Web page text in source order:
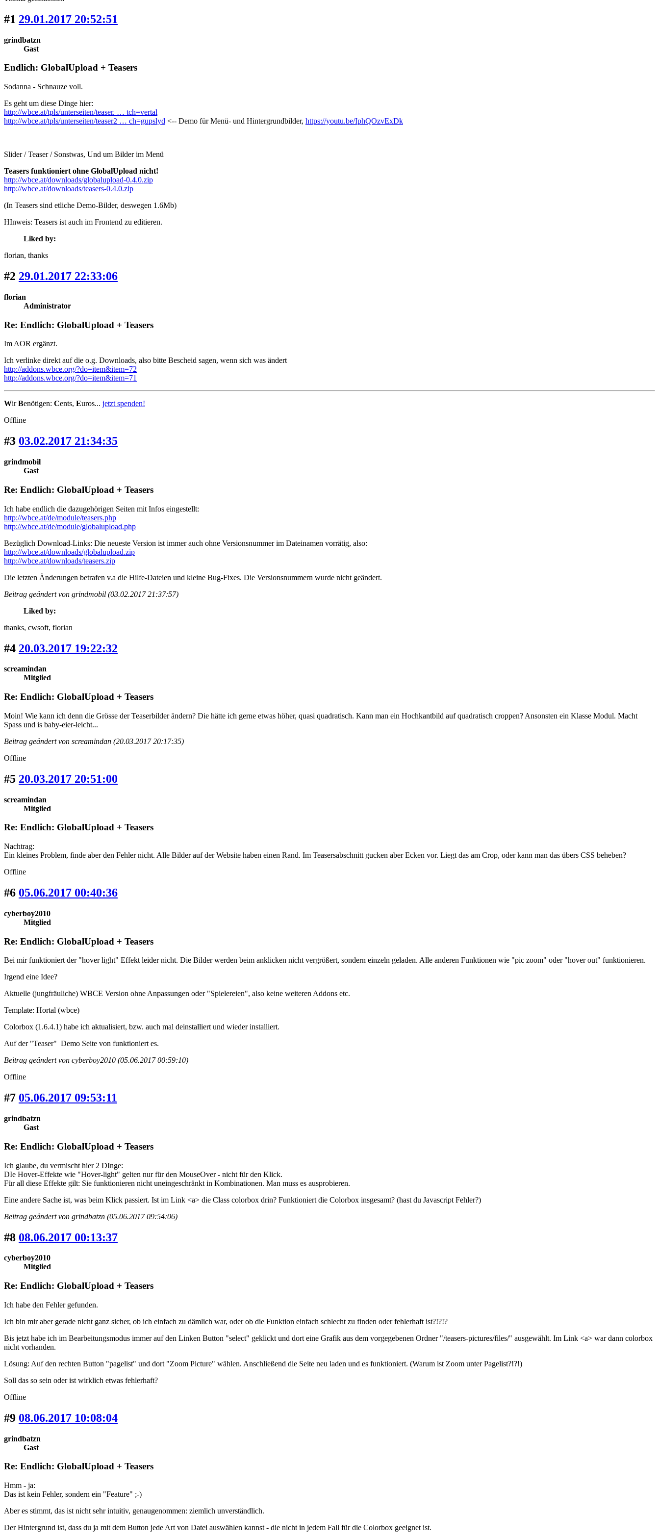
#1 29.01.2017 20:52:51
grindbatzn
Gast
Endlich: GlobalUpload + Teasers
Sodanna - Schnauze voll.
Es geht um diese Dinge hier:
http://wbce.at/tpls/unterseiten/teaser. … tch=vertal
http://wbce.at/tpls/unterseiten/teaser2 … ch=gupslyd <-- Demo für Menü- und Hintergrundbilder, https://youtu.be/IphQOzvExDk
Slider / Teaser / Sonstwas, Und um Bilder im Menü
Teasers funktioniert ohne GlobalUpload nicht!
http://wbce.at/downloads/globalupload-0.4.0.zip
http://wbce.at/downloads/teasers-0.4.0.zip
(In Teasers sind etliche Demo-Bilder, deswegen 1.6Mb)
HInweis: Teasers ist auch im Frontend zu editieren.
Liked by:
florian, thanks
#2 29.01.2017 22:33:06
florian
Administrator
Re: Endlich: GlobalUpload + Teasers
Im AOR ergänzt.
Ich verlinke direkt auf die o.g. Downloads, also bitte Bescheid sagen, wenn sich was ändert
http://addons.wbce.org/?do=item&item=72
http://addons.wbce.org/?do=item&item=71
WirBenötigen: Cents, Euros... jetzt spenden!
Offline
#3 03.02.2017 21:34:35
grindmobil
Gast
Re: Endlich: GlobalUpload + Teasers
Ich habe endlich die dazugehörigen Seiten mit Infos eingestellt:
http://wbce.at/de/module/teasers.php
http://wbce.at/de/module/globalupload.php
Bezüglich Download-Links: Die neueste Version ist immer auch ohne Versionsnummer im Dateinamen vorrätig, also:
http://wbce.at/downloads/globalupload.zip
http://wbce.at/downloads/teasers.zip
Die letzten Änderungen betrafen v.a die Hilfe-Dateien und kleine Bug-Fixes. Die Versionsnummern wurde nicht geändert.
Beitrag geändert von grindmobil (03.02.2017 21:37:57)
Liked by:
thanks, cwsoft, florian
#4 20.03.2017 19:22:32
screamindan
Mitglied
Re: Endlich: GlobalUpload + Teasers
Moin! Wie kann ich denn die Grösse der Teaserbilder ändern? Die hätte ich gerne etwas höher, quasi quadratisch. Kann man ein Hochkantbild auf quadratisch croppen? Ansonsten ein Klasse Modul. Macht
Spass und is baby-eier-leicht...
Beitrag geändert von screamindan (20.03.2017 20:17:35)
Offline
#5 20.03.2017 20:51:00
screamindan
Mitglied
Re: Endlich: GlobalUpload + Teasers
Nachtrag:
Ein kleines Problem, finde aber den Fehler nicht. Alle Bilder auf der Website haben einen Rand. Im Teasersabschnitt gucken aber Ecken vor. Liegt das am Crop, oder kann man das übers CSS beheben?
Offline
#6 05.06.2017 00:40:36
cyberboy2010
Mitglied
Re: Endlich: GlobalUpload + Teasers
Bei mir funktioniert der "hover light" Effekt leider nicht. Die Bilder werden beim anklicken nicht vergrößert, sondern einzeln geladen. Alle anderen Funktionen wie "pic zoom" oder "hover out" funktionieren.
Irgend eine Idee?
Aktuelle (jungfräuliche) WBCE Version ohne Anpassungen oder "Spielereien", also keine weiteren Addons etc.
Template: Hortal (wbce)
Colorbox (1.6.4.1) habe ich aktualisiert, bzw. auch mal deinstalliert und wieder installiert.
Auf der "Teaser" Demo Seite von funktioniert es.
Beitrag geändert von cyberboy2010 (05.06.2017 00:59:10)
Offline
#7 05.06.2017 09:53:11
grindbatzn
Gast
Re: Endlich: GlobalUpload + Teasers
Ich glaube, du vermischt hier 2 DInge:
DIe Hover-Effekte wie "Hover-light" gelten nur für den MouseOver - nicht für den Klick.
Für all diese Effekte gilt: Sie funktionieren nicht uneingeschränkt in Kombinationen. Man muss es ausprobieren.
Eine andere Sache ist, was beim Klick passiert. Ist im Link <a> die Class colorbox drin? Funktioniert die Colorbox insgesamt? (hast du Javascript Fehler?)
Beitrag geändert von grindbatzn (05.06.2017 09:54:06)
#8 08.06.2017 00:13:37
cyberboy2010
Mitglied
Re: Endlich: GlobalUpload + Teasers
Ich habe den Fehler gefunden.
Ich bin mir aber gerade nicht ganz sicher, ob ich einfach zu dämlich war, oder ob die Funktion einfach schlecht zu finden oder fehlerhaft ist?!?!?
Bis jetzt habe ich im Bearbeitungsmodus immer auf den Linken Button "select" geklickt und dort eine Grafik aus dem vorgegebenen Ordner "/teasers-pictures/files/" ausgewählt. Im Link <a> war dann colorbox
nicht vorhanden.
Lösung: Auf den rechten Button "pagelist" und dort "Zoom Picture" wählen. Anschließend die Seite neu laden und es funktioniert. (Warum ist Zoom unter Pagelist?!?!)
Soll das so sein oder ist wirklich etwas fehlerhaft?
Offline
#9 08.06.2017 10:08:04
grindbatzn
Gast
Re: Endlich: GlobalUpload + Teasers
Hmm - ja:
Das ist kein Fehler, sondern ein "Feature" ;-)
Aber es stimmt, das ist nicht sehr intuitiv, genaugenommen: ziemlich unverständlich.
Der Hintergrund ist, dass du ja mit dem Button jede Art von Datei auswählen kannst - die nicht in jedem Fall für die Colorbox geeignet ist.